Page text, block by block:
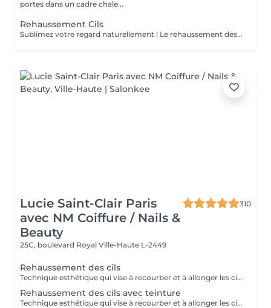
portes dans un cadre chale...
Rehaussement Cils
Sublimez votre regard naturellement ! Le rehaussement des cils courbe et ouvre le regard, tout en nourrissant vos cils grâce à la kératine, pour des cils plus forts, brillants et souples. Pour un effet encore plus intense, il peut être combiné avec une teinture. Prestation rapide et efficace en seulement 45 minutes pour un regard lumineux et captivant, sans maquillage quotidien !
Lucie Saint-Clair Paris
avec NM Coiffure / Nails &
Beauty
310
25C, boulevard Royal Ville-Haute L-2449
Rehaussement des cils
Technique esthétique qui vise à recourber et à allonger les cils naturels.
Rehaussement des cils avec teinture
Technique esthétique qui vise à recourber et à allonger les cils naturels tout en apportant une intensification au regard grâce à la teinture.